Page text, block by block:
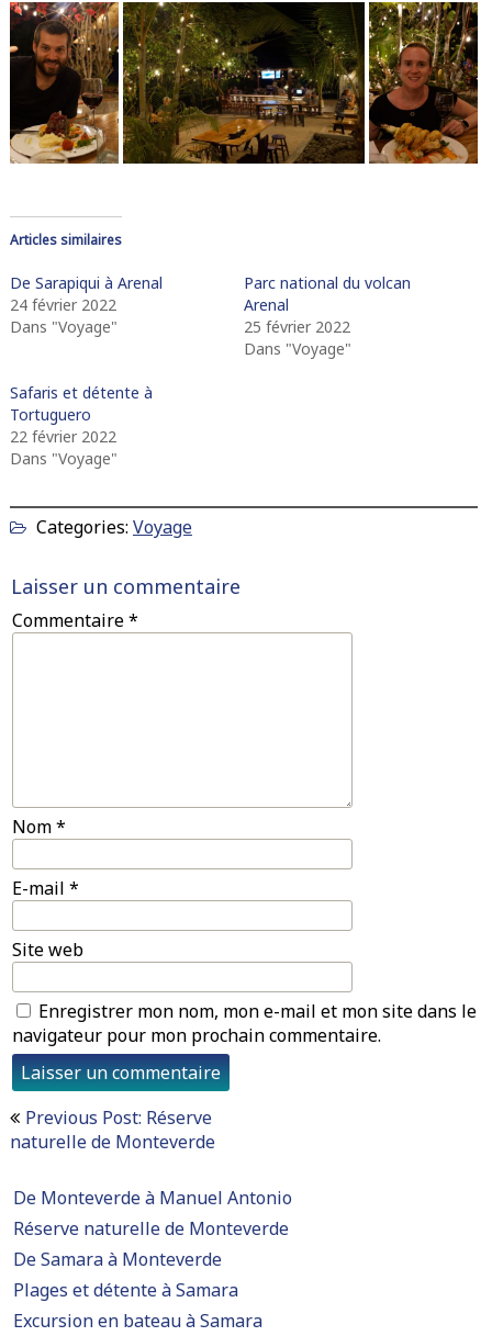
Articles similaires
De Sarapiqui à Arenal
24 février 2022
Dans "Voyage"
Parc national du volcan
Arenal
25 février 2022
Dans "Voyage"
Safaris et détente à
Tortuguero
22 février 2022
Dans "Voyage"
Categories: Voyage
Laisser un commentaire
Commentaire*
Nom*
E-mail *
Site web
Enregistrer mon nom, mon e-mail et mon site dans le
navigateur pour mon prochain commentaire.
Navigation
de
Previous Post: Réserve
naturelle de Monteverde
De Monteverde à Manuel Antonio
Réserve naturelle de Monteverde
De Samara à Monteverde
Plages et détente à Samara
Excursion en bateau à Samara